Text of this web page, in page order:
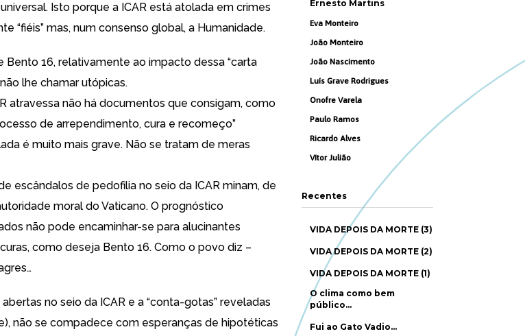
Isto porque a ICAR está atolada em crimes
“fiéis” mas, num consenso global, a Humanidade.
Bento 16, relativamente ao impacto dessa “carta
lhe chamar utópicas.
atravessa não há documentos que consigam, como
de arrependimento, cura e recomeço”
é muito mais grave. Não se tratam de meras
escândalos de pedofilia no seio da ICAR minam, de
moral do Vaticano. O prognóstico
não pode encaminhar-se para alucinantes
como deseja Bento 16. Como o povo diz –
no seio da ICAR e a “conta-gotas” reveladas
não se compadece com esperanças de hipotéticas
Ernesto Martins
Eva Monteiro
João Monteiro
João Nascimento
Luís Grave Rodrigues
Onofre Varela
Paulo Ramos
Ricardo Alves
Vítor Julião
Recentes
VIDA DEPOIS DA MORTE (3)
VIDA DEPOIS DA MORTE (2)
VIDA DEPOIS DA MORTE (1)
O clima como bem
público…
Fui ao Gato Vadio…